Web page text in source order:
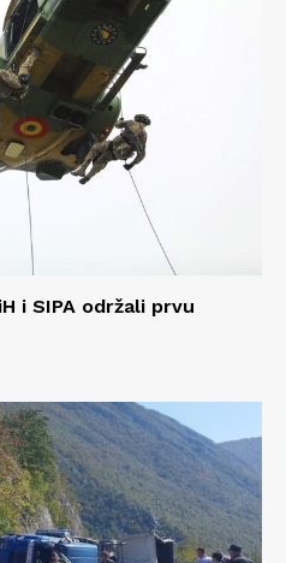
i SIPA održali prvu